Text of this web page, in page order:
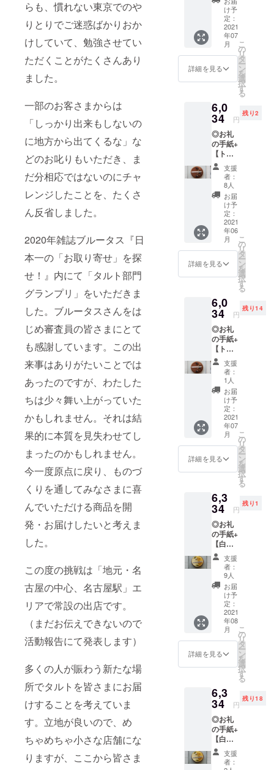
らも、慣れない東京でのや
りとりでご迷惑ばかりおか
けしていて、勉強させてい
ただくことがたくさんあり
ました。
一部のお客さまからは
「しっかり出来もしないの
に地方から出てくるな」な
どのお叱りもいただき、ま
だ分相応ではないのにチャ
レンジしたことを、たくさ
ん反省しました。
2020年雑誌ブルータス『日
本一の「お取り寄せ」を探
せ！』内にて「タルト部門
グランプリ」をいただきま
した。ブルータスさんをは
じめ審査員の皆さまにとて
も感謝しています。この出
来事はありがたいことでは
あったのですが、わたした
ちは少々舞い上がっていた
かもしれません。それは結
果的に本質を見失わせてし
まったのかもしれません。
今一度原点に戻り、ものづ
くりを通してみなさまに喜
んでいただける商品を開
発・お届けしたいと考えま
した。
この度の挑戦は「地元・名
古屋の中心、名古屋駅」エ
リアで常設の出店です。
（まだお伝えできないので
活動報告にて発表します）
多くの人が賑わう新たな場
所でタルトを皆さまにお届
けすることを考えていま
す。立地が良いので、め
ちゃめちゃ小さな店舗にな
りますが、ここから皆さま
フィックデ
ザイナー
ン】ミ
ドルタ
ルト
（送料
込み）
全国発
送可能
4号サ
イズ
径12ｃ
ｍ×高さ
5ｃｍ）
をご提
供いた
しま
す。
ステッ
カー付
き ※
写真は
イメー
ジです
け予
定：
2021
年07
月
詳細を見る
こ
の
リ
タ
ー
ン
を
選
択
す
る
6,0
34 円
残り2
◎お礼
の手紙+
【トン
カ豆の
ガナッ
シュ】4
号（送
料込
み）全
国発送
可能 杏
仁や桜
の葉の
ような
上品で
甘い香
つトン
カ豆を
煮出し
たエキ
スをふ
んだん
に使っ
たチョ
コレー
トのタ
ルト。
ビター
チョコ
レート
のク
レーム
ダマン
カル産
の高級
バニラ
ビーン
ズとト
ンカ豆
の香り
を移し
た生ク
リーム
を使用
した濃
厚なガ
ナッ
シュを
合わせ
まし
ク、ブ
ルーベ
ピーカ
ンナッ
ツを飾
り、
シック
支援
者：
8人
お届
け予
定：
2021
年06
月
詳細を見る
こ
の
リ
タ
ー
ン
を
選
択
す
る
6,0
34 円
残り14
◎お礼
の手紙+
【トン
カ豆の
ガナッ
シュ】4
号（送
料込
み）全
国発送
可能 杏
仁や桜
の葉の
ような
上品で
甘い香
つトン
カ豆を
煮出し
たエキ
スをふ
んだん
に使っ
たチョ
コレー
トのタ
ルト。
ビター
チョコ
レート
のク
レーム
ダマン
カル産
の高級
バニラ
ビーン
ズとト
ンカ豆
の香り
を移し
支援
者：
1人
お届
け予
定：
2021
年07
月
詳細を見る
こ
の
リ
タ
ー
ン
を
選
択
す
る
6,3
34 円
残り1
◎お礼
の手紙+
【白ワ
インと
レモ
ン】4号
（送料
込み）
全国発
送可能
クレー
ムダマ
ンドに
敷いた
のは、
白ワイ
ムース
をマイ
ルドに
してく
れるマ
スカル
ポーネ
チー
支援
者：
9人
お届
け予
定：
2021
年08
月
詳細を見る
こ
の
リ
タ
ー
ン
を
選
択
す
る
6,3
34 円
残り18
◎お礼
の手紙+
【白ワ
インと
レモ支援
者：